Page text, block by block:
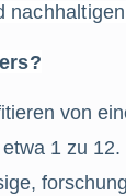
von
1 zu